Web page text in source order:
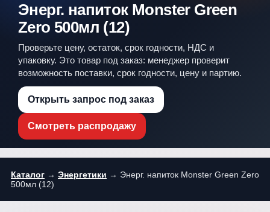
Энерг. напиток Monster Green
Zero 500мл (12)
Проверьте цену, остаток, срок годности, НДС и
упаковку. Это товар под заказ: менеджер проверит
возможность поставки, срок годности, цену и партию.
Открыть запрос под заказ
Смотреть распродажу
Каталог → Энергетики → Энерг. напиток Monster Green Zero
500мл (12)